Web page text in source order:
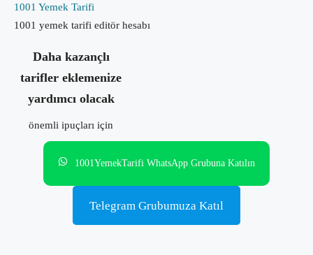
1001 Yemek Tarifi
1001 yemek tarifi editör hesabı
Daha kazançlı
tarifler eklemenize
yardımcı olacak
önemli ipuçları için
1001YemekTarifi WhatsApp Grubuna Katılın
Telegram Grubumuza Katıl